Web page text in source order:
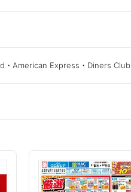
・American Express・Diners Club